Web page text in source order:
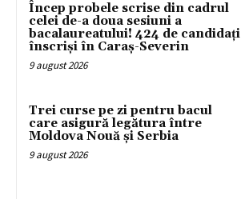
Încep probele scrise din cadrul
celei de-a doua sesiuni a
bacalaureatului! 424 de candidați
înscriși în Caraș-Severin
9 august 2026
Trei curse pe zi pentru bacul
care asigură legătura între
Moldova Nouă și Serbia
9 august 2026